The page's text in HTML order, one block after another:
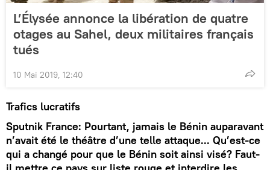
L’Élysée annonce la libération de quatre
otages au Sahel, deux militaires français
tués
10 Mai 2019, 12:40
Trafics lucratifs
Sputnik France: Pourtant, jamais le Bénin auparavant
n’avait été le théâtre d’une telle attaque... Qu’est-ce
qui a changé pour que le Bénin soit ainsi visé? Faut-